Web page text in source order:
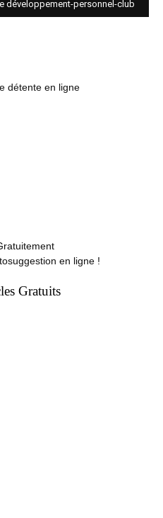
développement-personnel-club
détente en ligne
en ligne !
Gratuits